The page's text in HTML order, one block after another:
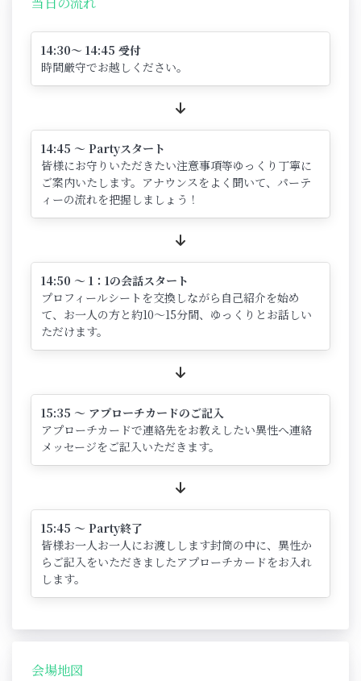
14:30～ 14:45 受付
時間厳守でお越しください。
14:45 ～ Partyスタート
皆様にお守りいただきたい注意事項等ゆっくり丁寧に
ご案内いたします。アナウンスをよく聞いて、パーテ
ィーの流れを把握しましょう！
14:50 ～ 1：1の会話スタート
プロフィールシートを交換しながら自己紹介を始め
て、お一人の方と約10～15分間、ゆっくりとお話しい
ただけます。
15:35 ～ アプローチカードのご記入
アプローチカードで連絡先をお教えしたい異性へ連絡
メッセージをご記入いただきます。
15:45 ～ Party終了
皆様お一人お一人にお渡しします封筒の中に、異性か
らご記入をいただきましたアプローチカードをお入れ
します。
会場地図